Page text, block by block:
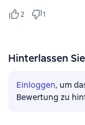
2 1
Hinterlassen
Einloggen, um
Bewertung zu